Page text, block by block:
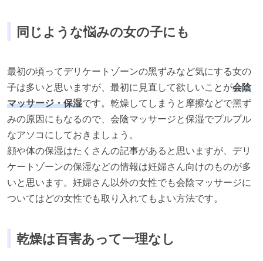
同じような悩みの⼥の⼦にも
最初の頃ってデリケートゾーンの⿊ずみなど気にする⼥の
⼦は多いと思いますが、最初に⾒直して欲しいことが会陰
マッサージ・保湿です。乾燥してしまうと摩擦などで⿊ず
みの原因にもなるので、会陰マッサージと保湿でプルプル
なアソコにしておきましょう。
顔や体の保湿はたくさんの記事があると思いますが、デリ
ケートゾーンの保湿などの情報は妊婦さん向けのものが多
いと思います。妊婦さん以外の⼥性でも会陰マッサージに
ついてはどの⼥性でも取り⼊れてもよい⽅法です。
乾燥は百害あって⼀理なし